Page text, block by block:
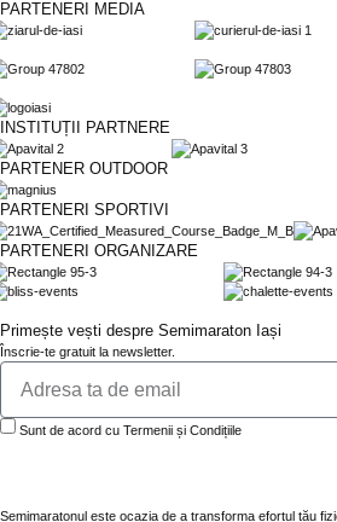
PARTENERI MEDIA
INSTITUȚII PARTNERE
PARTENER OUTDOOR
PARTENERI SPORTIVI
PARTENERI ORGANIZARE
Primește vești despre Semimaraton Iași
Înscrie-te gratuit la newsletter.
Sunt de acord cu Termenii și Condițiile
Semimaratonul este ocazia de a transforma efortul tău